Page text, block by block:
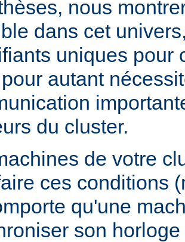
nous
dans cet
uniques pour
autant
du cluster.
de votre
ces conditions
qu'une
son